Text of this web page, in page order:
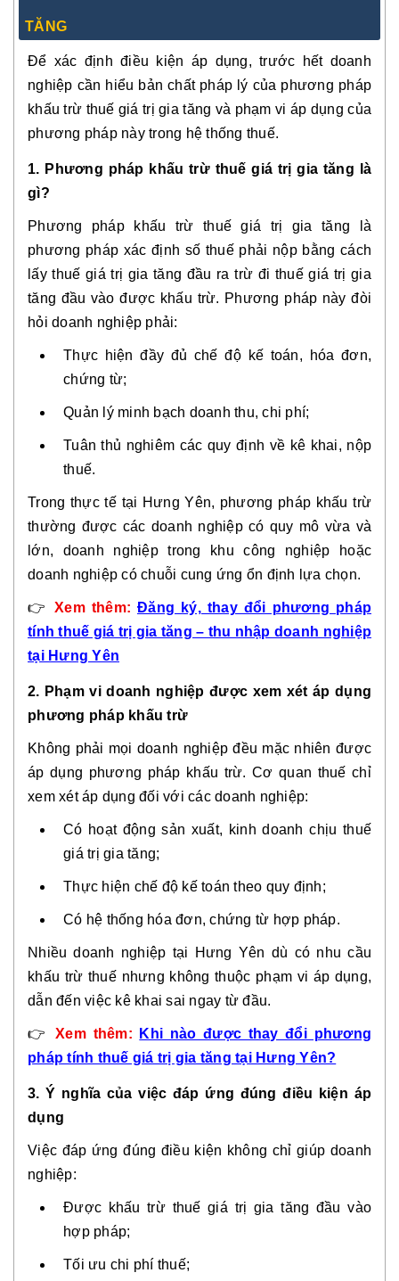
TĂNG
Để xác định điều kiện áp dụng, trước hết doanh
nghiệp cần hiểu bản chất pháp lý của phương pháp
khấu trừ thuế giá trị gia tăng và phạm vi áp dụng của
phương pháp này trong hệ thống thuế.
1. Phương pháp khấu trừ thuế giá trị gia tăng là
gì?
Phương pháp khấu trừ thuế giá trị gia tăng là
phương pháp xác định số thuế phải nộp bằng cách
lấy thuế giá trị gia tăng đầu ra trừ đi thuế giá trị gia
tăng đầu vào được khấu trừ. Phương pháp này đòi
hỏi doanh nghiệp phải:
Thực hiện đầy đủ chế độ kế toán, hóa đơn,
chứng từ;
Quản lý minh bạch doanh thu, chi phí;
Tuân thủ nghiêm các quy định về kê khai, nộp
thuế.
Trong thực tế tại Hưng Yên, phương pháp khấu trừ
thường được các doanh nghiệp có quy mô vừa và
lớn, doanh nghiệp trong khu công nghiệp hoặc
doanh nghiệp có chuỗi cung ứng ổn định lựa chọn.
👉 Xem thêm: Đăng ký, thay đổi phương pháp
tính thuế giá trị gia tăng – thu nhập doanh nghiệp
tại Hưng Yên
2. Phạm vi doanh nghiệp được xem xét áp dụng
phương pháp khấu trừ
Không phải mọi doanh nghiệp đều mặc nhiên được
áp dụng phương pháp khấu trừ. Cơ quan thuế chỉ
xem xét áp dụng đối với các doanh nghiệp:
Có hoạt động sản xuất, kinh doanh chịu thuế
giá trị gia tăng;
Thực hiện chế độ kế toán theo quy định;
Có hệ thống hóa đơn, chứng từ hợp pháp.
Nhiều doanh nghiệp tại Hưng Yên dù có nhu cầu
khấu trừ thuế nhưng không thuộc phạm vi áp dụng,
dẫn đến việc kê khai sai ngay từ đầu.
👉 Xem thêm:
Khi nào được thay đổi phương
pháp tính thuế giá trị gia tăng tại Hưng Yên?
3. Ý nghĩa của việc đáp ứng đúng điều kiện áp
dụng
Việc đáp ứng đúng điều kiện không chỉ giúp doanh
nghiệp:
Được khấu trừ thuế giá trị gia tăng đầu vào
hợp pháp;
Tối ưu chi phí thuế;